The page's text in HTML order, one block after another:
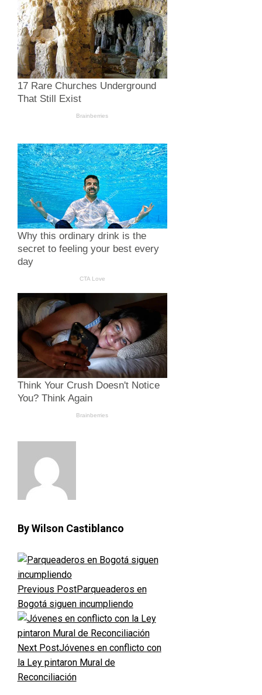
By Wilson Castiblanco
Previous PostParqueaderos en
Bogotá siguen incumpliendo
Next PostJóvenes en conflicto con
la Ley pintaron Mural de
Reconciliación